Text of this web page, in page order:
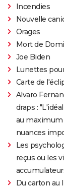
Incendies
Nouvelle
Orages
Mort de
Joe Biden
Lunettes
Carte de
Alvaro
draps :
au maximum
nuances
Les
reçus ou les
Du carton au